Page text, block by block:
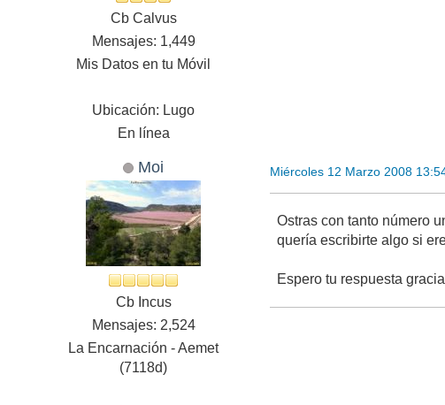
Cb Calvus
Mensajes: 1,449
Mis Datos en tu Móvil
Ubicación: Lugo
En línea
Moi
Cb Incus
Mensajes: 2,524
La Encarnación - Aemet
(7118d)
Miércoles 12 Marzo 2008
Ostras con tanto número
quería escribirte algo si
Espero tu respuesta